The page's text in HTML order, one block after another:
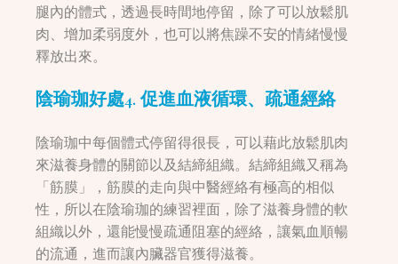
腿內的體式，透過長時間地停留，除了可以放鬆肌
肉、增加柔弱度外，也可以將焦躁不安的情緒慢慢
釋放出來。
陰瑜珈好處4. 促進血液循環、疏通經絡
陰瑜珈中每個體式停留得很長，可以藉此放鬆肌肉
來滋養身體的關節以及結締組織。結締組織又稱為
「筋膜」，筋膜的走向與中醫經絡有極高的相似
性，所以在陰瑜珈的練習裡面，除了滋養身體的軟
組織以外，還能慢慢疏通阻塞的經絡，讓氣血順暢
的流通，進而讓內臟器官獲得滋養。